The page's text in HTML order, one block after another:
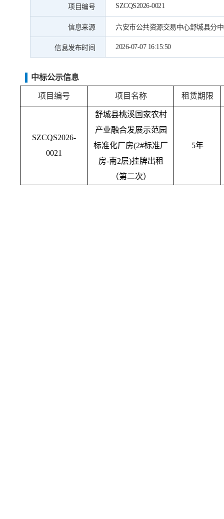
项目编号 SZCQS2026-0021
信息来源 六安市公共资源交易中心舒城县分
信息发布时间 2026-07-07 16:15:50
中标公示信息
项目编号 项目名称 租赁期限
SZCQS2026-
0021
舒城县桃溪国家农村
产业融合发展示范园
标准化厂房(2#标准厂
房-南2层)挂牌出租
（第二次）
5年